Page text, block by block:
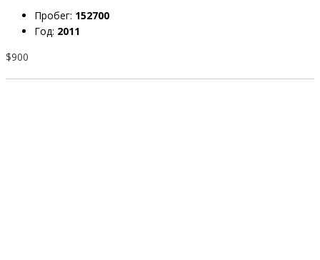
Пробег: 152700
Год: 2011
$900